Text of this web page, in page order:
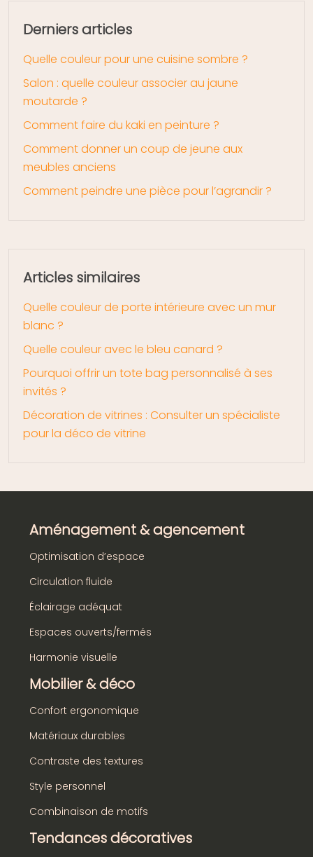
Derniers articles
Quelle couleur pour une cuisine sombre ?
Salon : quelle couleur associer au jaune
moutarde ?
Comment faire du kaki en peinture ?
Comment donner un coup de jeune aux
meubles anciens
Comment peindre une pièce pour l’agrandir ?
Articles similaires
Quelle couleur de porte intérieure avec un mur
blanc ?
Quelle couleur avec le bleu canard ?
Pourquoi offrir un tote bag personnalisé à ses
invités ?
Décoration de vitrines : Consulter un spécialiste
pour la déco de vitrine
Aménagement & agencement
Optimisation d’espace
Circulation fluide
Éclairage adéquat
Espaces ouverts/fermés
Harmonie visuelle
Mobilier & déco
Confort ergonomique
Matériaux durables
Contraste des textures
Style personnel
Combinaison de motifs
Tendances décoratives